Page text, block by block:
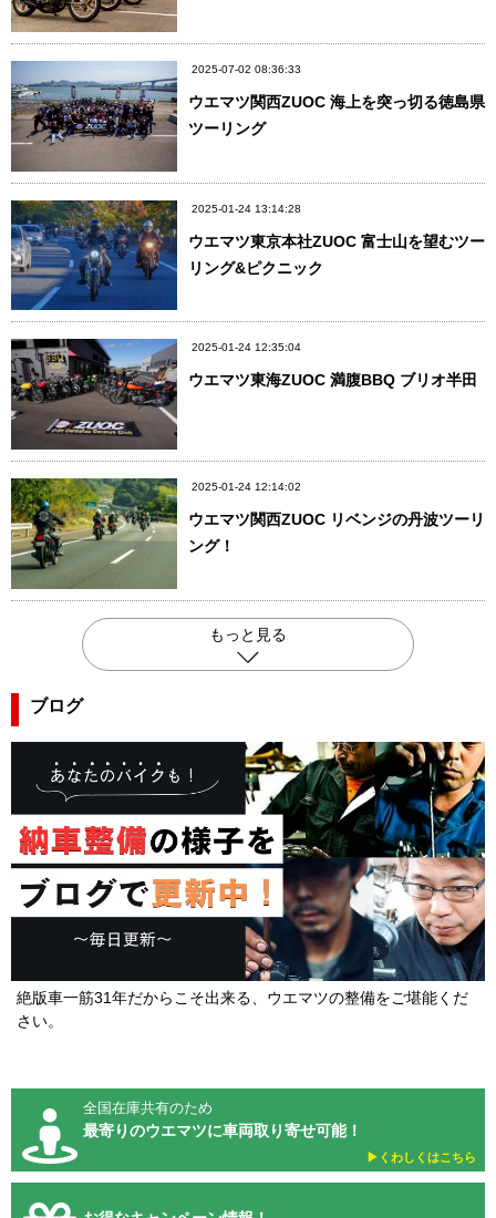
2025-07-02 08:36:33
ウエマツ関西ZUOC 海上を突っ切る徳島県
ツーリング
2025-01-24 13:14:28
ウエマツ東京本社ZUOC 富士山を望むツー
リング&ピクニック
2025-01-24 12:35:04
ウエマツ東海ZUOC 満腹BBQ ブリオ半田
2025-01-24 12:14:02
ウエマツ関西ZUOC リベンジの丹波ツーリ
ング！
もっと見る
ブログ
絶版車一筋31年だからこそ出来る、ウエマツの整備をご堪能くだ
さい。
全国在庫共有のため
最寄りのウエマツに車両取り寄せ可能！
▶︎くわしくはこちら